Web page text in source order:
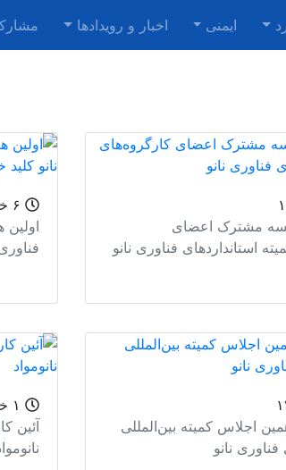
ایمنی اخبار و رویدادها
مشترک اعضای
استانداردهای فناوری نانو
اولین
اجلاس کمیته بین‌المللی
نانو
آئین